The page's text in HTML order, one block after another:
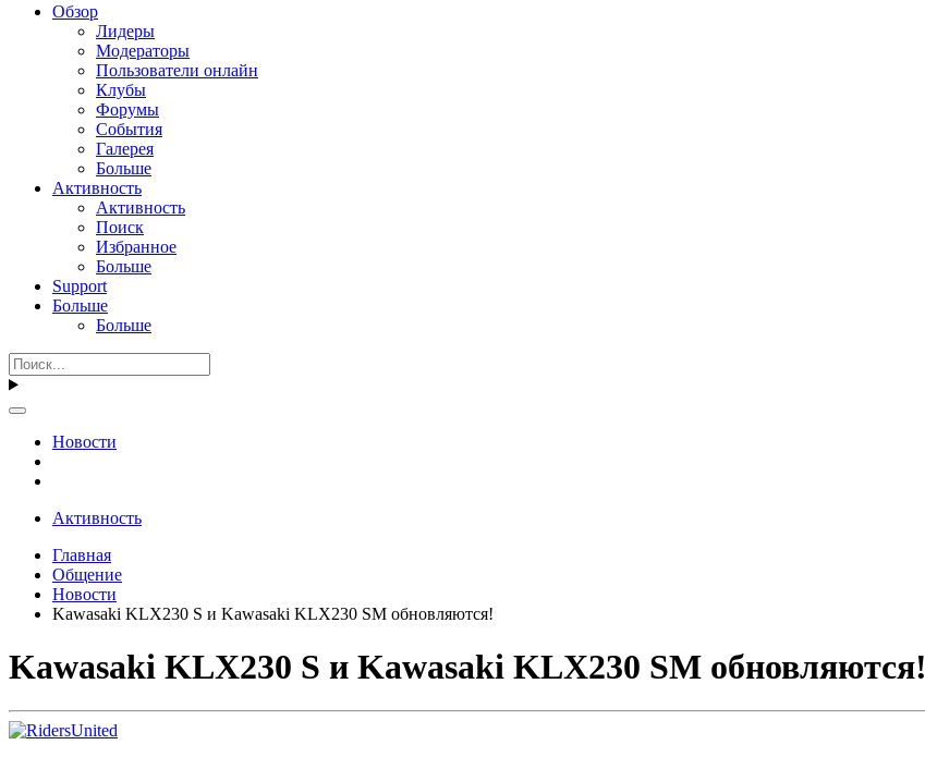
Обзор
Лидеры
Модераторы
Пользователи онлайн
Клубы
Форумы
События
Галерея
Больше
Активность
Активность
Поиск
Избранное
Больше
Support
Больше
Больше
Новости
Активность
Главная
Общение
Новости
Kawasaki KLX230 S и Kawasaki KLX230 SM обновляются!
Kawasaki KLX230 S и Kawasaki KLX230 SM обновляются!